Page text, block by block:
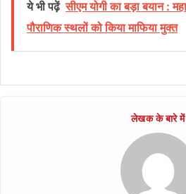
ये भी पढ़ें सीएम योगी का बड़ा बयान :
पौराणिक स्थलों को किया माफिया मुक्त